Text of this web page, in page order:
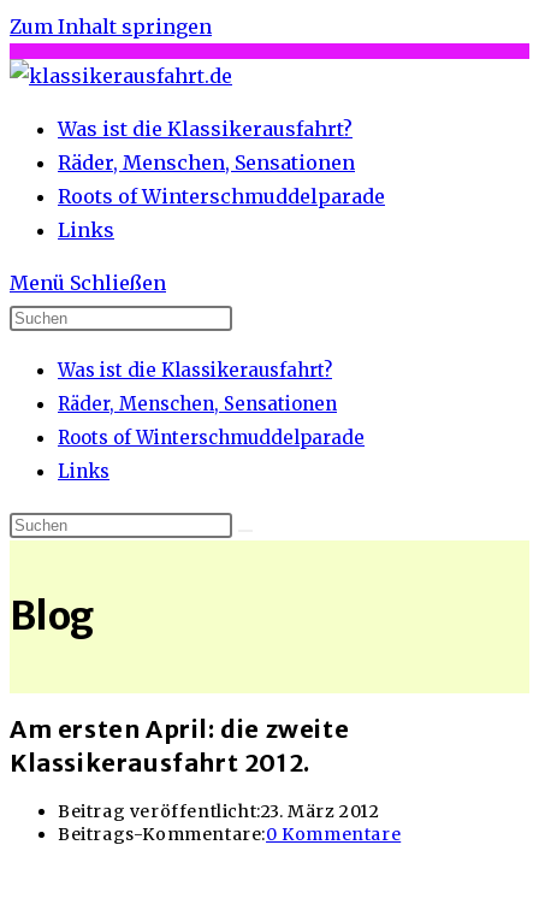
Zum Inhalt springen
Was ist die Klassikerausfahrt?
Räder, Menschen, Sensationen
Roots of Winterschmuddelparade
Links
Menü Schließen
Was ist die Klassikerausfahrt?
Räder, Menschen, Sensationen
Roots of Winterschmuddelparade
Links
Blog
Am ersten April: die zweite
Klassikerausfahrt 2012.
Beitrag veröffentlicht:23. März 2012
Beitrags-Kommentare:0 Kommentare